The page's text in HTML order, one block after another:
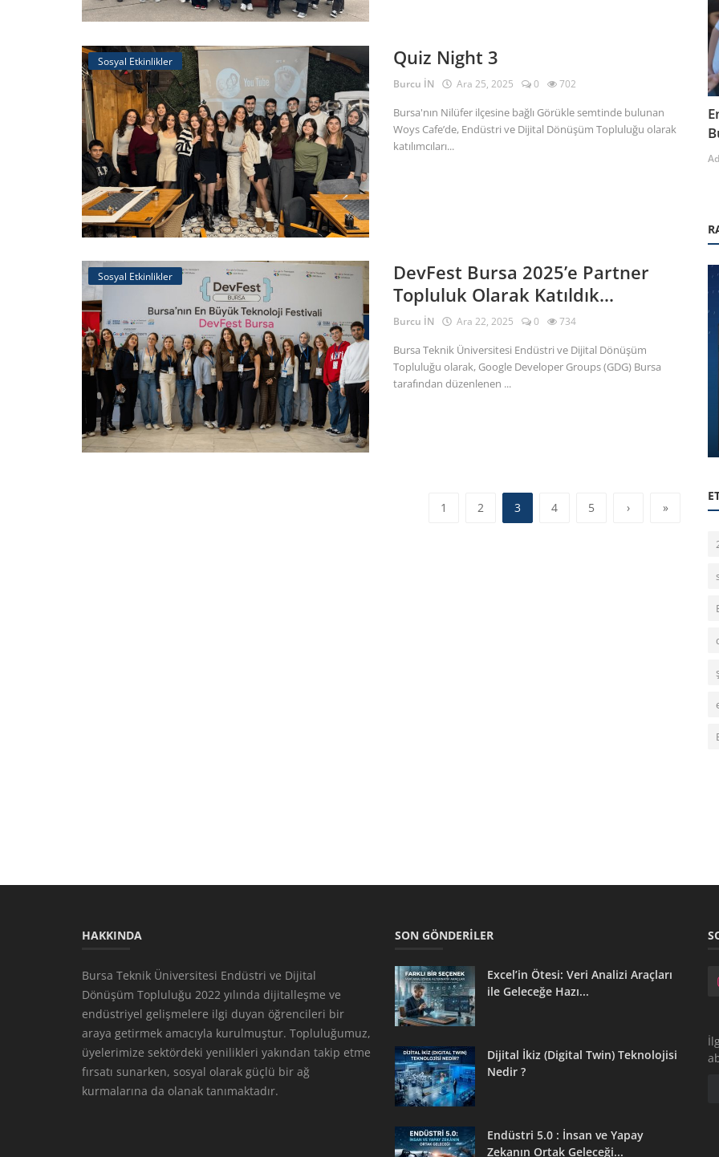
Sosyal Etkinlikler Quiz Night 3
Burcu İN Ara 25, 2025 0 702
Bursa'nın Nilüfer ilçesine bağlı Görükle semtinde bulunan
Woys Cafe’de, Endüstri ve Dijital Dönüşüm Topluluğu olarak
katılımcıları...
Sosyal Etkinlikler
DevFest Bursa 2025’e Partner
Topluluk Olarak Katıldık...
Burcu İN Ara 22, 2025 0 734
Bursa Teknik Üniversitesi Endüstri ve Dijital Dönüşüm
Topluluğu olarak, Google Developer Groups (GDG) Bursa
tarafından düzenlenen ...
1 2 3 4 5 › »
Sosyal Etkinlikler
8 Mart Kadınlar Gününe Özel Çiçek
Dağıtımımız
Teknolojik Gelişmeler ve Endüstri Trendleri
HAKKINDA
Bursa Teknik Üniversitesi Endüstri ve Dijital
Dönüşüm Topluluğu 2022 yılında dijitalleşme ve
endüstriyel gelişmelere ilgi duyan öğrencileri bir
araya getirmek amacıyla kurulmuştur. Topluluğumuz,
üyelerimize sektördeki yenilikleri yakından takip etme
fırsatı sunarken, sosyal olarak güçlü bir ağ
kurmalarına da olanak tanımaktadır.
SON GÖNDERILER
Excel’in Ötesi: Veri Analizi Araçları
ile Geleceğe Hazı...
Dijital İkiz (Digital Twin) Teknolojisi
Nedir ?
Endüstri 5.0 : İnsan ve Yapay
Zekanın Ortak Geleceği...